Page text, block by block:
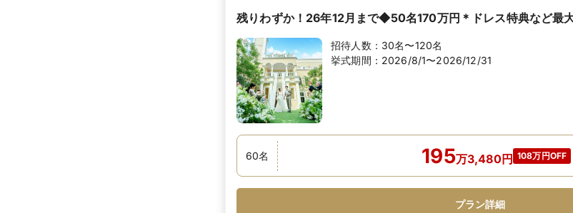
残りわずか！26年12月まで◆50名170万円＊ドレス特典など最
招待人数： 30名〜120名
挙式期間： 2026/8/1〜2026/12/31
60名 195万3,480円 108万円OFF
プラン詳細